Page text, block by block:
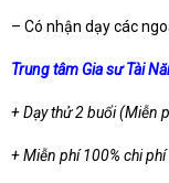
– Có nhận dạy các
Trung tâm Gia sư Tài
+ Dạy thử 2 buổi (Miễn
+ Miễn phí 100% chi